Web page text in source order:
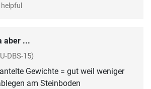
aber ...
DBS-15)
Gewichte = gut weil weniger
am Steinboden